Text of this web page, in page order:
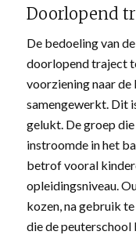
Doorlopend
De bedoeling van
doorlopend traject
voorziening naar
samengewerkt. Dit
gelukt. De groep
instroomde in het
betrof vooral
opleidingsniveau.
kozen, na gebruik
die de